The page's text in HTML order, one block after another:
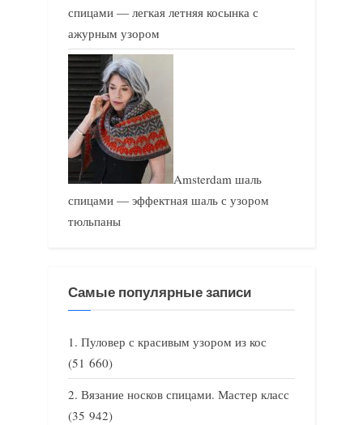
спицами — легкая летняя косынка с
ажурным узором
Amsterdam шаль
спицами — эффектная шаль с узором
тюльпаны
Самые популярные записи
Пуловер с красивым узором из кос
(51 660)
Вязание носков спицами. Мастер класс
(35 942)